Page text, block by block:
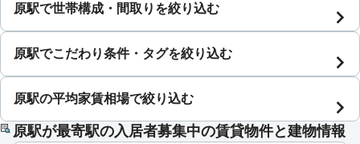
原駅で世帯構成・間取りを絞り込む
原駅でこだわり条件・タグを絞り込む
原駅の平均家賃相場で絞り込む
原駅が最寄駅の入居者募集中の賃貸物件と建物情報